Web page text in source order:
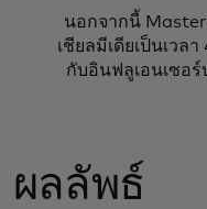
นอกจากนี้
เชียลมีเดียเป็นเวล
กับอินฟลูเอนเซอ
ผลลัพธ์